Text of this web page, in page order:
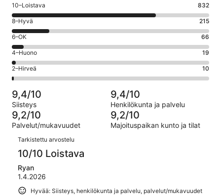
Arvosana
10
-
Loistava.
832
kautta
1142
arvostelua
10–Loistava 832
Arvosana
8
-
Hyvä.
215
kautta
1142
arvostelua
8–Hyvä 215
Arvosana
6
-
OK.
66
1142
arvostelua
6–OK 66
Arvosana
4
-
Huono.
19
kautta
1142
arvostelua
4–Huono 19
Arvosana
2
-
Hirveä.
10
kautta
1142
arvostelua
2–Hirveä 10
9,4/10
Siisteys
9,4/10
Henkilökunta ja palvelu
9,2/10
Palvelut/mukavuudet
9,2/10
Majoituspaikan kunto ja tilat
Arvostelut
Tarkistettu arvostelu
10/10 Loistava
Ryan
1.4.2026
Hyvää: Siisteys, henkilökunta ja palvelu, palvelut/mukavuudet